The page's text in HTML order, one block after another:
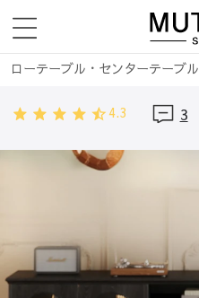
ローテーブル・センターテーブル
ローテーブル・センターテーブル
4.3 3